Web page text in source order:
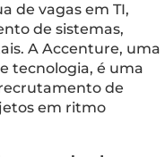
de vagas em TI,
de sistemas,
A Accenture, uma
tecnologia, é uma
de
em ritmo